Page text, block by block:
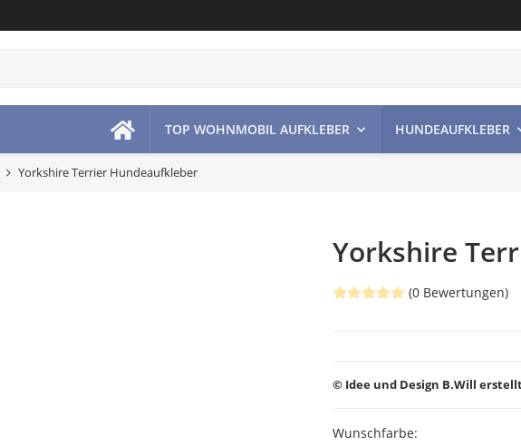
TOP WOHNMOBIL AUFKLEBER HUNDEAUFKLEBER
Yorkshire Terrier Hundeaufkleber
Yorkshire
(0 Bewertungen)
© Idee und Design B.Will
Wunschfarbe: